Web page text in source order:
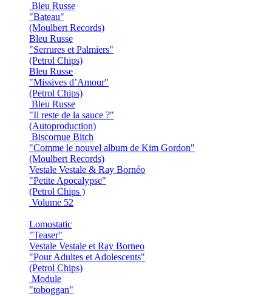
Bleu Russe
"Bateau"
(Moulbert Records)
Bleu Russe
"Serrures et Palmiers"
(Petrol Chips)
Bleu Russe
"Missives d’Amour"
(Petrol Chips)
Bleu Russe
"Il reste de la sauce ?"
(Autoproduction)
Biscornue Bitch
"Comme le nouvel album de Kim Gordon"
(Moulbert Records)
Vestale Vestale & Ray Bornéo
"Petite Apocalypse"
(Petrol Chips )
Volume 52
Lomostatic
"Teaser"
Vestale Vestale et Ray Borneo
"Pour Adultes et Adolescents"
(Petrol Chips)
Module
"toboggan"